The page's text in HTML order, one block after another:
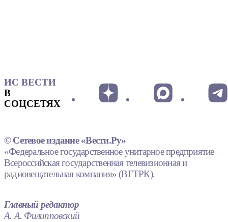
ИС ВЕСТИ
В
СОЦСЕТЯХ
© Сетевое издание «Вести.Ру»
«Федеральное государственное унитарное предприятие
Всероссийская государственная телевизионная и
радиовещательная компания» (ВГТРК).
Главный редактор
А. А. Филипповский